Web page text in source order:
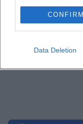
CONFIRM
Data Deletion